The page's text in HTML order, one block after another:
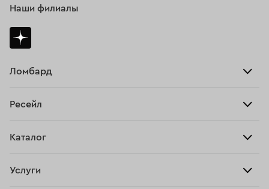
Ломбард
Тарифы
Ресейл
Купить
Каталог
Услуги
Наши филиалы